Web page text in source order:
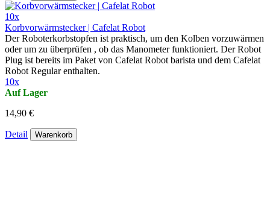
10x
Korbvorwärmstecker | Cafelat Robot
Der Roboterkorbstopfen ist praktisch, um den Kolben vorzuwärmen
oder um zu überprüfen , ob das Manometer funktioniert. Der Robot
Plug ist bereits im Paket von Cafelat Robot barista und dem Cafelat
Robot Regular enthalten.
10x
Auf Lager
14,90 €
Detail Warenkorb